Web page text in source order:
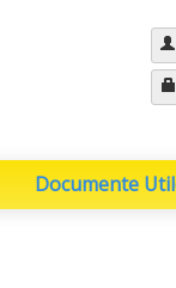
Documente